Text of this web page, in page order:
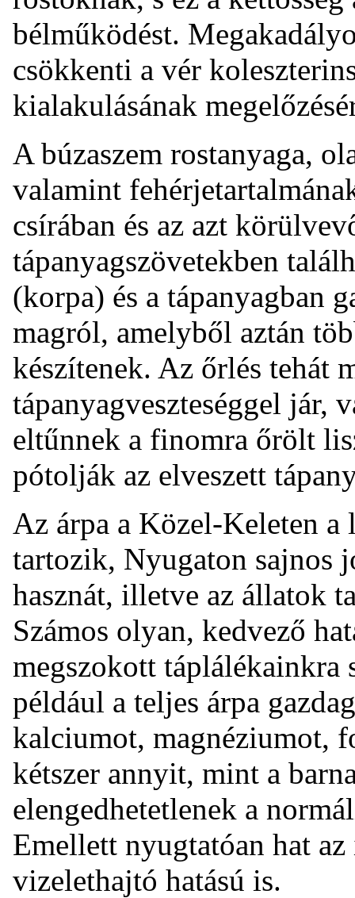
bélműködést.
csökkenti a vér
kialakulásának
A búzaszem rostanyaga,
valamint
csírában és az azt
tápanyagszövetekben
(korpa) és a tápanyagban
magról, amelyből aztán
készítenek. Az őrlés tehát
tápanyagveszteséggel jár,
eltűnnek a finomra őrölt
pótolják az elveszett
Az árpa a Közel-Keleten a
tartozik, Nyugaton sajnos
hasznát, illetve az állatok
Számos olyan, kedvező
megszokott
például a teljes árpa
kalciumot, magnéziumot,
kétszer annyit, mint a
elengedhetetlenek a
Emellett nyugtatóan hat
vizelethajtó hatású is.